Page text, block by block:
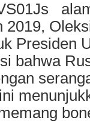
2019,
Presiden
bahwa